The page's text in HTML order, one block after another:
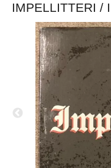
IMPELLITTERI /